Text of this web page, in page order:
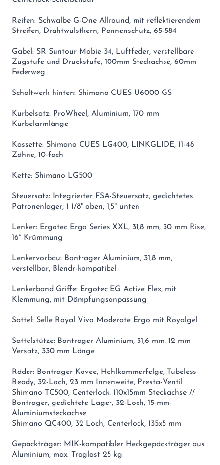
Reifen: Schwalbe G-One Allround, mit reflektierendem
Streifen, Drahtwulstkern, Pannenschutz, 65-584
Gabel: SR Suntour Mobie 34, Luftfeder, verstellbare
Zugstufe und Druckstufe, 100mm Steckachse, 60mm
Federweg
Schaltwerk hinten: Shimano CUES U6000 GS
Kurbelsatz: ProWheel, Aluminium, 170 mm
Kurbelarmlänge
Kassette: Shimano CUES LG400, LINKGLIDE, 11-48
Zähne, 10-fach
Kette: Shimano LG500
Steuersatz: Integrierter FSA-Steuersatz, gedichtetes
Patronenlager, 1 1/8" oben, 1,5" unten
Lenker: Ergotec Ergo Series XXL, 31,8 mm, 30 mm Rise,
16° Krümmung
Lenkervorbau: Bontrager Aluminium, 31,8 mm,
verstellbar, Blendr-kompatibel
Lenkerband Griffe: Ergotec EG Active Flex, mit
Klemmung, mit Dämpfungsanpassung
Sattel: Selle Royal Vivo Moderate Ergo mit Royalgel
Sattelstütze: Bontrager Aluminium, 31,6 mm, 12 mm
Versatz, 330 mm Länge
Räder: Bontrager Kovee, Hohlkammerfelge, Tubeless
Ready, 32-Loch, 23 mm Innenweite, Presta-Ventil
Shimano TC500, Centerlock, 110x15mm Steckachse //
Bontrager, gedichtete Lager, 32-Loch, 15-mm-
Aluminiumsteckachse
Shimano QC400, 32 Loch, Centerlock, 135x5 mm
Gepäckträger: MIK-kompatibler Heckgepäckträger aus
Aluminium, max. Traglast 25 kg